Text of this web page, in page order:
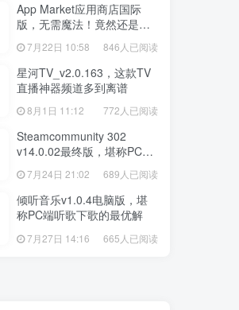
App Market应用商店国际
版，无需魔法！竟然还是大
厂出品？
7月22日 10:58 846人已阅读
星河TV_v2.0.163，这款TV
直播神器频道多到离谱
8月1日 11:12 772人已阅读
Steamcommunity 302
v14.0.02最终版，堪称PC玩
家必备的网络工具箱
7月24日 21:02 689人已阅读
倾听音乐v1.0.4电脑版，堪
称PC端听歌下歌的最优解
7月27日 14:16 665人已阅读